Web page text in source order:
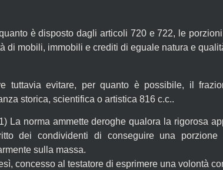
è disposto dagli articoli 720 e 722, le
di mobili, immobili e crediti di eguale natura e
tuttavia evitare, per quanto è possibile, il
storica, scientifica o artistica 816 c.c..
La norma ammette deroghe qualora la rigorosa
dei condividenti di conseguire una porzione
sulla massa.
concesso al testatore di esprimere una volontà